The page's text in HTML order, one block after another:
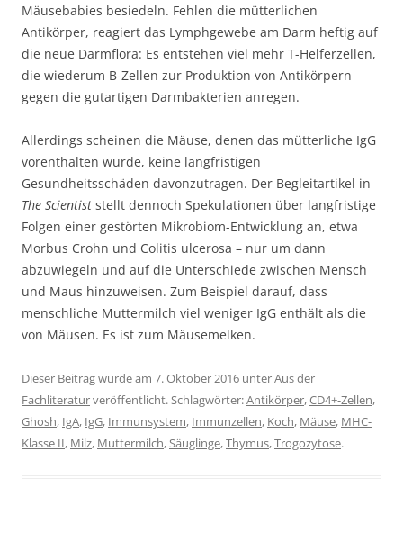
Mäusebabies besiedeln. Fehlen die mütterlichen
Antikörper, reagiert das Lymphgewebe am Darm heftig auf
die neue Darmflora: Es entstehen viel mehr T-Helferzellen,
die wiederum B-Zellen zur Produktion von Antikörpern
gegen die gutartigen Darmbakterien anregen.
Allerdings scheinen die Mäuse, denen das mütterliche IgG
vorenthalten wurde, keine langfristigen
Gesundheitsschäden davonzutragen. Der Begleitartikel in
The Scientist stellt dennoch Spekulationen über langfristige
Folgen einer gestörten Mikrobiom-Entwicklung an, etwa
Morbus Crohn und Colitis ulcerosa – nur um dann
abzuwiegeln und auf die Unterschiede zwischen Mensch
und Maus hinzuweisen. Zum Beispiel darauf, dass
menschliche Muttermilch viel weniger IgG enthält als die
von Mäusen. Es ist zum Mäusemelken.
Dieser Beitrag wurde am 7. Oktober 2016 unterAus der
Fachliteraturveröffentlicht. Schlagwörter:Antikörper,CD4+-Zellen,
Ghosh, IgA, IgG, Immunsystem, Immunzellen, Koch, Mäuse, MHC-
Klasse II, Milz, Muttermilch, Säuglinge,Thymus,Trogozytose.